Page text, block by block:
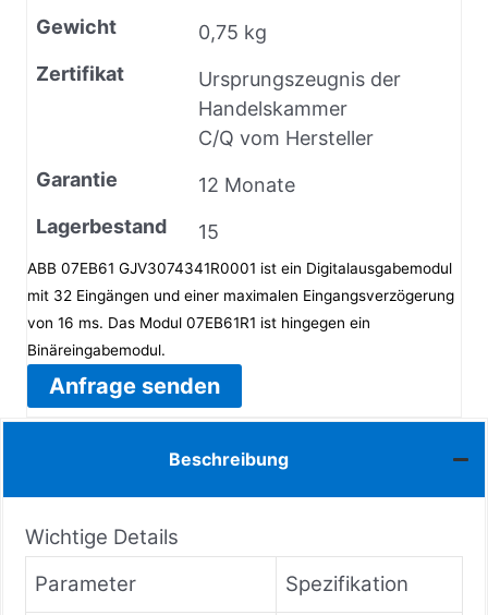
Gewicht
0,75 kg
Zertifikat
Ursprungszeugnis der
Handelskammer
C/Q vom Hersteller
Garantie
12 Monate
Lagerbestand
15
ABB 07EB61 GJV3074341R0001 ist ein Digitalausgabemodul
mit 32 Eingängen und einer maximalen Eingangsverzögerung
von 16 ms. Das Modul 07EB61R1 ist hingegen ein
Binäreingabemodul.
Anfrage senden
Beschreibung
Wichtige Details
Parameter
Spezifikation